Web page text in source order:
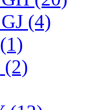
(4)